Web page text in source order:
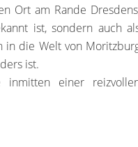
Ort am Rande
ist, sondern auch
in die Welt von
ist.
inmitten einer